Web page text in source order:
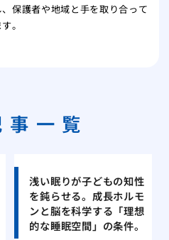
保護者や地域と手を取り合って
。
一覧
浅い眠りが子どもの知性
を鈍らせる。成長ホルモ
ンと脳を科学する「理想
的な睡眠空間」の条件。